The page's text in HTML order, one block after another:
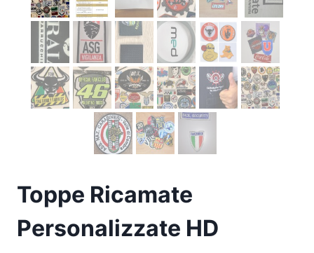
Toppe Ricamate
Personalizzate HD